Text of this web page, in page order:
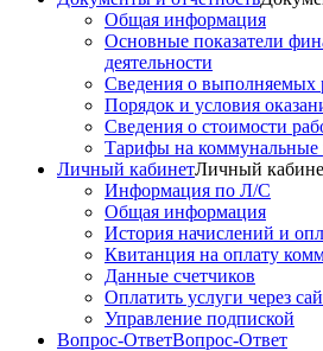
Общая информация
Основные показатели
деятельности
Сведения о выполняемых
Порядок и условия
Сведения о стоимости
Тарифы на коммунальные
Личный кабинетЛичный
Информация по Л/С
Общая информация
История начислений и
Квитанция на оплату
Данные счетчиков
Оплатить услуги через
Управление подпиской
Вопрос-ОтветВопрос-Ответ